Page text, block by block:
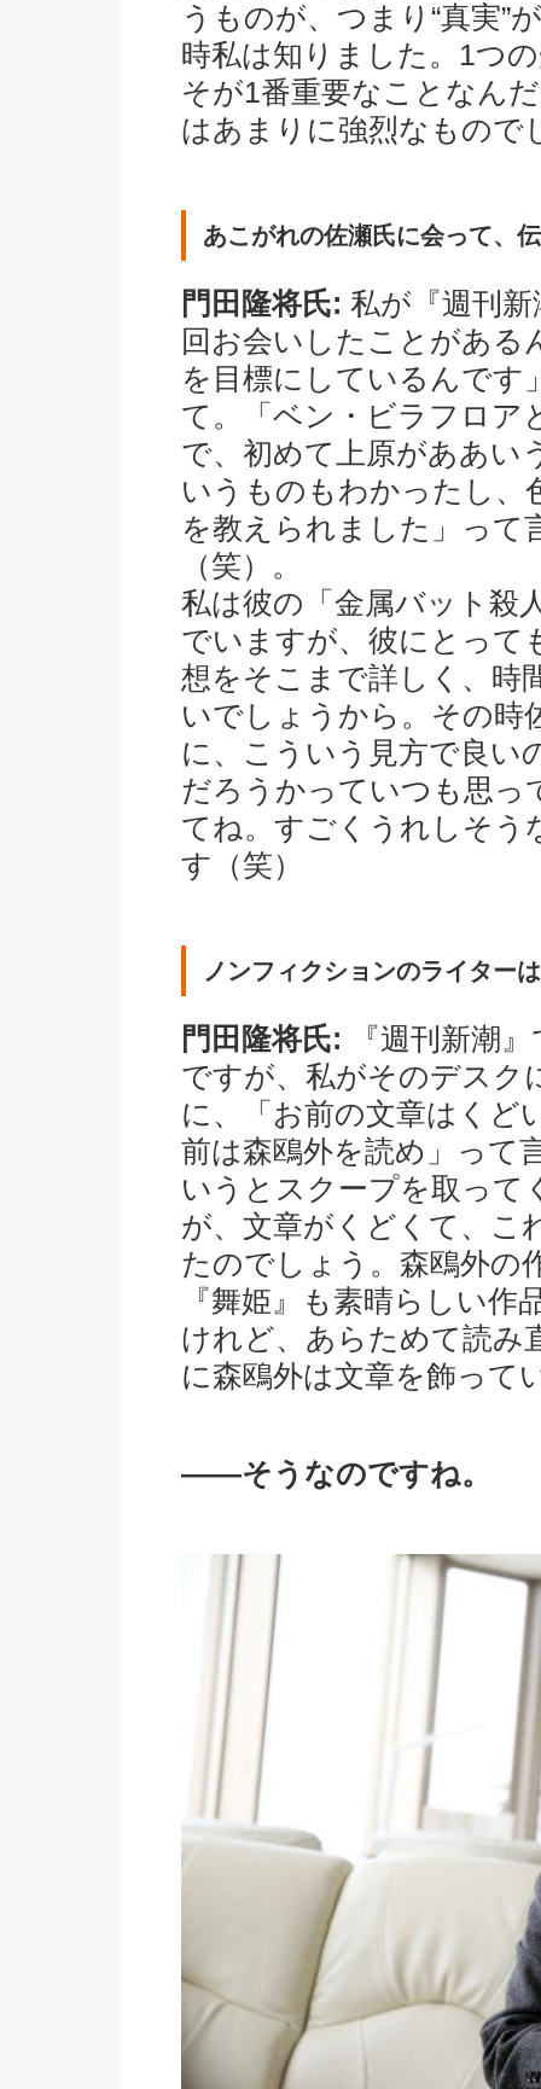
うものが、つまり“真実”
時私は知りました。1つ
そが1番重要なことなん
はあまりに強烈なもので
あこがれの佐瀬氏に会って、
門田隆将氏: 私が『週刊
回お会いしたことがあ
を目標にしているんです
て。「ベン・ビラフロア
で、初めて上原がああい
いうものもわかったし、
を教えられました」って
（笑）。
私は彼の「金属バット殺
でいますが、彼にとって
想をそこまで詳しく、時
いでしょうから。その時
に、こういう見方で良い
だろうかっていつも思っ
てね。すごくうれしそう
す（笑）
ノンフィクションのライター
門田隆将氏: 『週刊新潮
ですが、私がそのデスク
に、「お前の文章はくど
前は森鴎外を読め」って
いうとスクープを取って
が、文章がくどくて、こ
たのでしょう。森鴎外の
『舞姫』も素晴らしい
けれど、あらためて読み
に森鴎外は文章を飾って
――そうなのですね。